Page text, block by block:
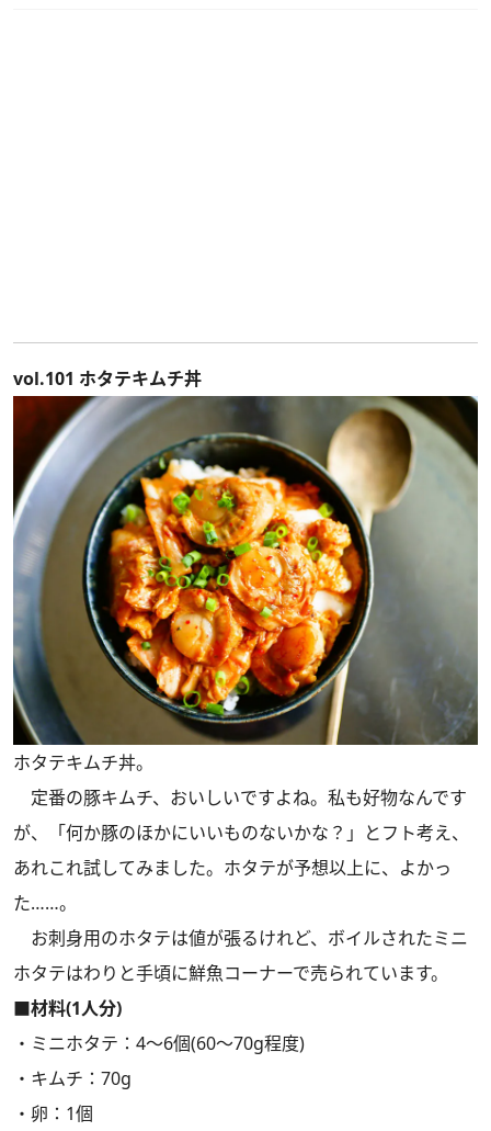
vol.101 ホタテキムチ丼
ホタテキムチ丼。
定番の豚キムチ、おいしいですよね。私も好物なんです
が、「何か豚のほかにいいものないかな？」とフト考え、
あれこれ試してみました。ホタテが予想以上に、よかっ
た……。
お刺身用のホタテは値が張るけれど、ボイルされたミニ
ホタテはわりと手頃に鮮魚コーナーで売られています。
■材料(1人分)
・ミニホタテ：4～6個(60～70g程度)
・キムチ：70g
・卵：1個